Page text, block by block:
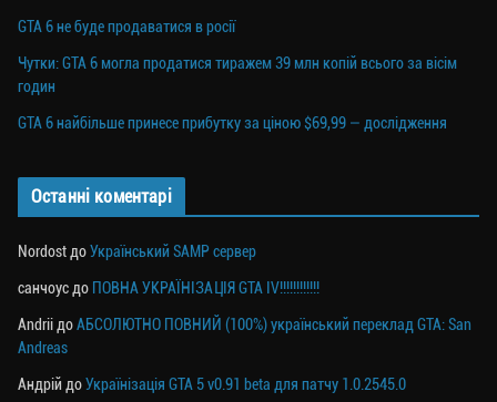
GTA 6 не буде продаватися в росії
Чутки: GTA 6 могла продатися тиражем 39 млн копій всього за вісім
годин
GTA 6 найбільше принесе прибутку за ціною $69,99 — дослідження
Останні коментарі
Nordost доУкраїнський SAMP сервер
санчоус до ПОВНА УКРАЇНІЗАЦІЯ GTA IV!!!!!!!!!!!!
Andrii доАБСОЛЮТНО ПОВНИЙ (100%) український переклад GTA: San
Andreas
Андрій доУкраїнізація GTA 5 v0.91 beta для патчу 1.0.2545.0